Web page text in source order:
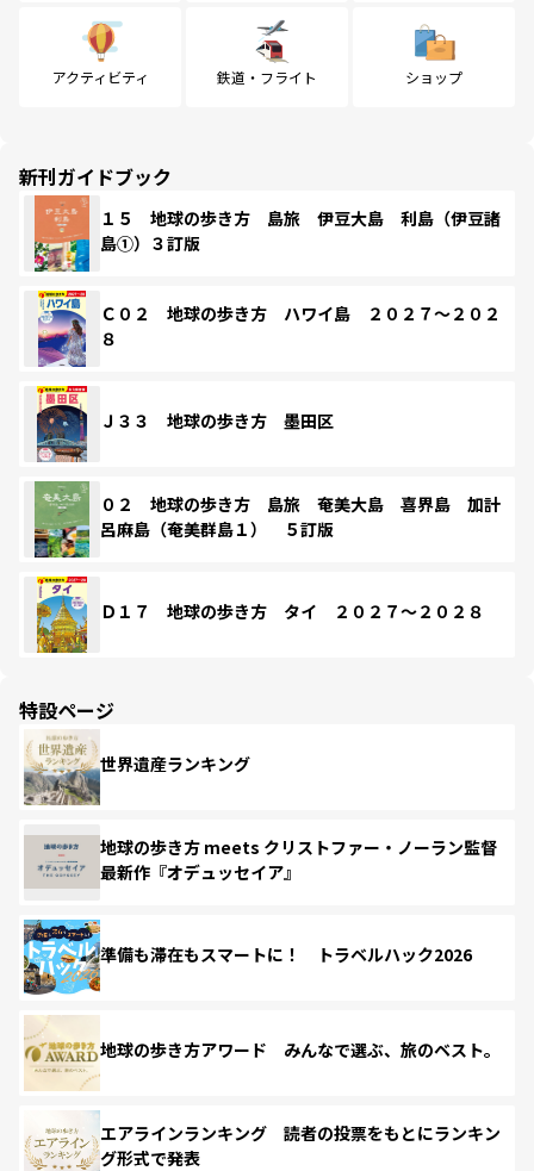
アクティビティ 鉄道・フライト ショップ
新刊ガイドブック
１５ 地球の歩き方 島旅 伊豆大島 利島（伊豆諸
島①）３訂版
Ｃ０２ 地球の歩き方 ハワイ島 ２０２７～２０２
８
Ｊ３３ 地球の歩き方 墨田区
０２ 地球の歩き方 島旅 奄美大島 喜界島 加計
呂麻島（奄美群島１） ５訂版
Ｄ１７ 地球の歩き方 タイ ２０２７～２０２８
特設ページ
世界遺産ランキング
地球の歩き方 meets クリストファー・ノーラン監督
最新作『オデュッセイア』
準備も滞在もスマートに！ トラベルハック2026
地球の歩き方アワード みんなで選ぶ、旅のベスト。
エアラインランキング 読者の投票をもとにランキン
グ形式で発表